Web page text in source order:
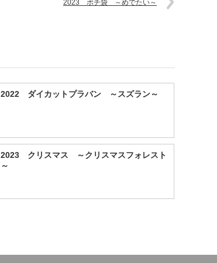
2023 ポチ袋 ～めでたい～
2022 ダイカットプラバン ～スズラン～
2023 クリスマス ～クリスマスフォレスト
～